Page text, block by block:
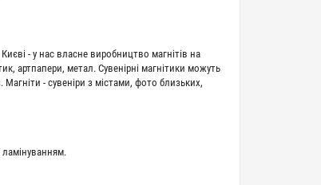
- у нас власне виробництво магнітів на
артпапери, метал. Сувенірні магнітики можуть
- сувеніри з містами, фото близьких,
ламінуванням.